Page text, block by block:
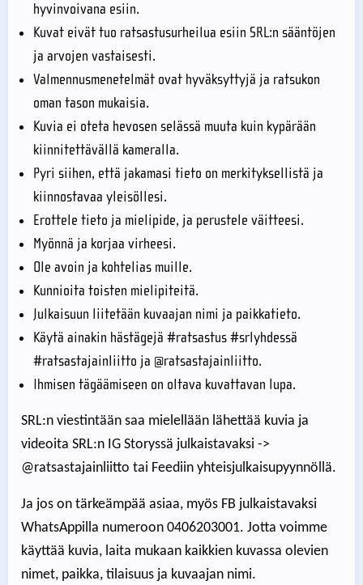
hyvinvoivana esiin.
Kuvat eivät tuo ratsastusurheilua esiin SRL:n sääntöjen
ja arvojen vastaisesti.
Valmennusmenetelmät ovat hyväksyttyjä ja ratsukon
oman tason mukaisia.
Kuvia ei oteta hevosen selässä muuta kuin kypärään
kiinnitettävällä kameralla.
Pyri siihen, että jakamasi tieto on merkityksellistä ja
kiinnostavaa yleisöllesi.
Erottele tieto ja mielipide, ja perustele väitteesi.
Myönnä ja korjaa virheesi.
Ole avoin ja kohtelias muille.
Kunnioita toisten mielipiteitä.
Julkaisuun liitetään kuvaajan nimi ja paikkatieto.
Käytä ainakin hästägejä #ratsastus #srlyhdessä
#ratsastajainliitto ja @ratsastajainliitto.
Ihmisen tägäämiseen on oltava kuvattavan lupa.
SRL:n viestintään saa mielellään lähettää kuvia ja
videoita SRL:n IG Storyssä julkaistavaksi ->
@ratsastajainliitto tai Feediin yhteisjulkaisupyynnöllä.
Ja jos on tärkeämpää asiaa, myös FB julkaistavaksi
WhatsAppilla numeroon 0406203001. Jotta voimme
käyttää kuvia, laita mukaan kaikkien kuvassa olevien
nimet, paikka, tilaisuus ja kuvaajan nimi.